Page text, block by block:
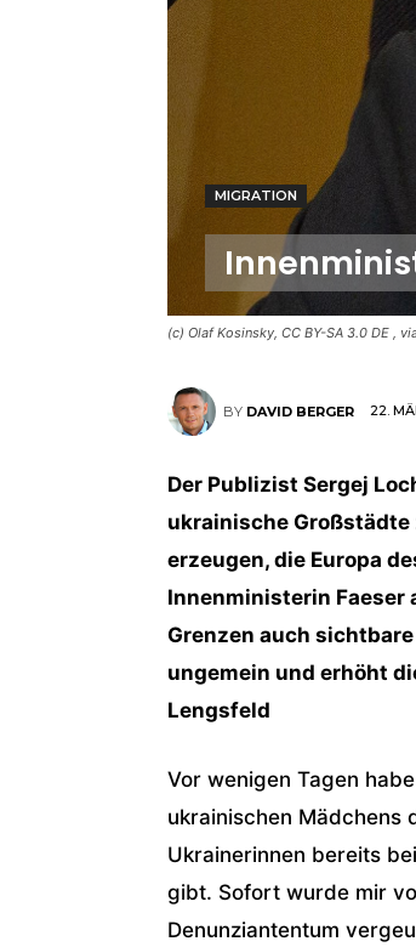
(c) Olaf Kosinsky, CC BY-SA 3.0 DE ,
MIGRATION
BY DAVID BERGER 22.
Der Publizist Sergej
ukrainische
erzeugen, die Europa
Innenministerin Faeser
Grenzen auch
ungemein und erhöht
Lengsfeld
Vor wenigen Tagen
ukrainischen Mädchens
Ukrainerinnen bereits
gibt. Sofort wurde mir
Denunziantentum